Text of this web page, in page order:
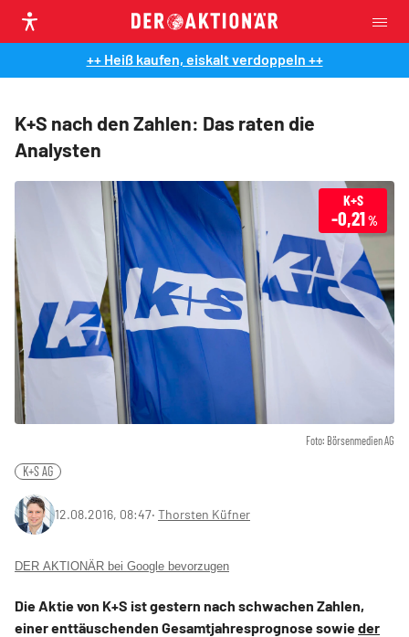
++ Heiß kaufen, eiskalt verdoppeln ++
K+S nach den Zahlen: Das raten die
Analysten
Foto: Börsenmedien AG
K+S
-0,21%
K+S AG
12.08.2016, 08:47‧ Thorsten Küfner
DER AKTIONÄR bei Google bevorzugen
Die Aktie von K+S ist gestern nach schwachen Zahlen,
einer enttäuschenden Gesamtjahresprognose sowieder